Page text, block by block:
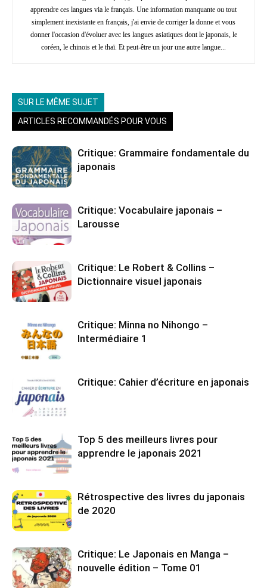
apprendre ces langues via le français. Une information manquante ou tout
simplement inexistante en français, j'ai envie de corriger la donne et vous
donner l'occasion d'évoluer avec les langues asiatiques dont le japonais, le
coréen, le chinois et le thaï. Et peut-être un jour une autre langue...
SUR LE MÊME SUJET
ARTICLES RECOMMANDÉS POUR VOUS
Critique: Grammaire fondamentale du
japonais
Critique: Vocabulaire japonais –
Larousse
Critique: Le Robert & Collins –
Dictionnaire visuel japonais
Critique: Minna no Nihongo –
Intermédiaire 1
Critique: Cahier d’écriture en japonais
Top 5 des meilleurs livres pour
apprendre le japonais 2021
Rétrospective des livres du japonais
de 2020
Critique: Le Japonais en Manga –
nouvelle édition – Tome 01